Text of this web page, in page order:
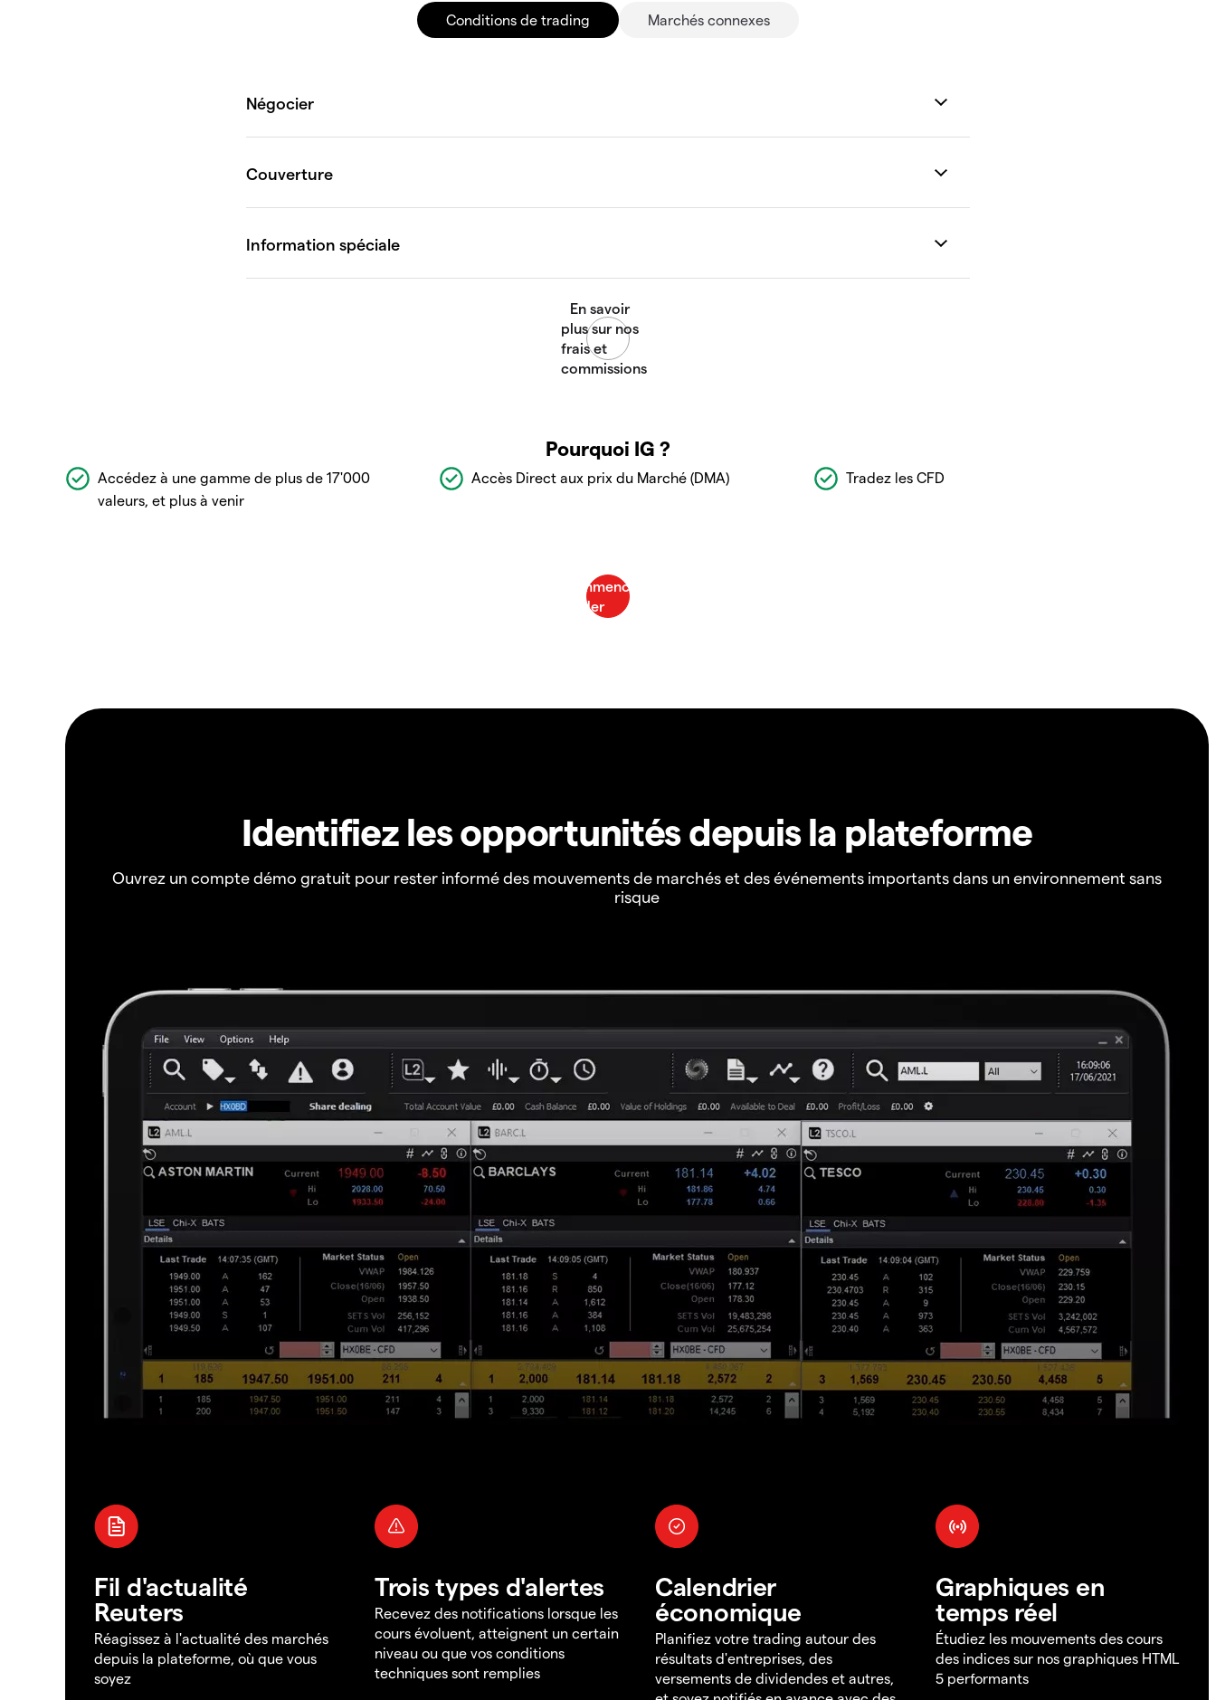
Conditions de trading Marchés connexes
Pourquoi IG ?
Accédez à une gamme de plus de 17'000
valeurs, et plus à venir
Accès Direct aux prix du Marché (DMA) Tradez les CFD
Identifiez les opportunités depuis la plateforme
Ouvrez un compte démo gratuit pour rester informé des mouvements de marchés et des événements importants dans un environnement sans
risque
Fil d'actualité
Reuters
Réagissez à l'actualité des marchés
depuis la plateforme, où que vous
soyez
Trois types d'alertes
Recevez des notifications lorsque les
cours évoluent, atteignent un certain
niveau ou que vos conditions
techniques sont remplies
Calendrier
économique
Planifiez votre trading autour des
résultats d'entreprises, des
versements de dividendes et autres,
Graphiques en
temps réel
Étudiez les mouvements des cours
des indices sur nos graphiques HTML
5 performants